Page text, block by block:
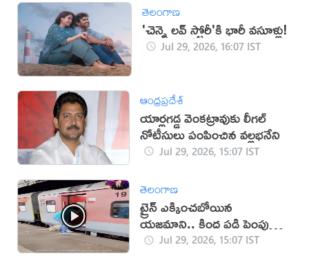
తెలంగాణ
'చెన్నై లవ్ స్టోరీ'కి భారీ వసూళ్లు!
Jul 29, 2026, 16:07 IST
ఆంధ్రప్రదేశ్
యార్లగడ్డ వెంకట్రావుకు లీగల్
నోటీసులు పంపించిన వల్లభనేని
Jul 29, 2026, 15:07 IST
తెలంగాణ
ట్రైన్ ఎక్కించబోయిన
యజమాని.. కింద పడి పెంపుడు
కుక్క మృతి (వీడియో)
Jul 29, 2026, 15:07 IST